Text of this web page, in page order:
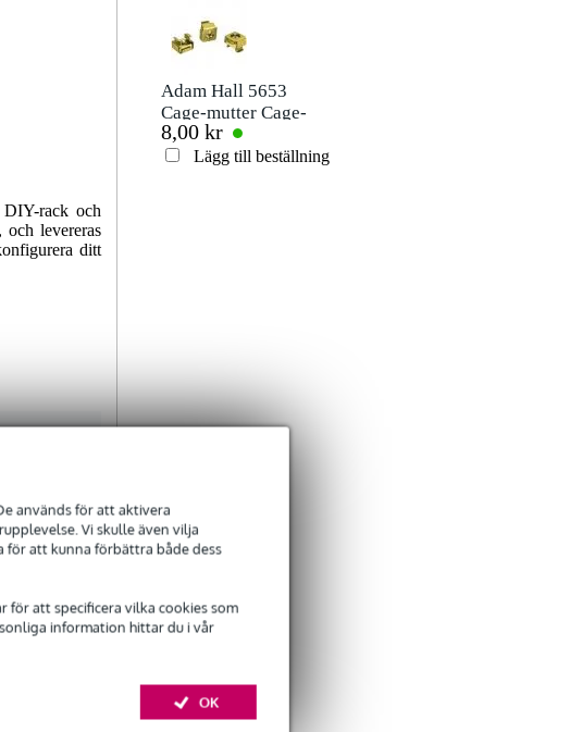
används för att aktivera
Vi skulle även vilja
för att kunna förbättra både dess
att specificera vilka cookies som
information hittar du i vår
OK
rack och
levereras
ditt
Smeknamn
Betyg
Det finns ännu inga recensioner för denna produkt.
Adam Hall 5653
Cage-mutter Cage-
mutter för 2mm
8,00 kr
Lägg till beställning